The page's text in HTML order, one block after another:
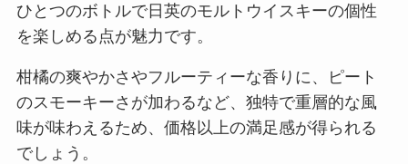
ひとつのボトルで日英のモルトウイスキーの個性
を楽しめる点が魅力です。
柑橘の爽やかさやフルーティーな香りに、ピート
のスモーキーさが加わるなど、独特で重層的な風
味が味わえるため、価格以上の満足感が得られる
でしょう。